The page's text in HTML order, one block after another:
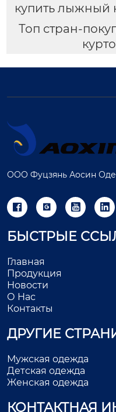
купить лыжный
Топ стран-
ООО Фуцзянь Аосин
   
БЫСТРЫЕ
Главная
Продукция
Новости
О Нас
Контакты
ДРУГИЕ
Мужская одежда
Детская одежда
Женская одежда
КОНТАКТНАЯ